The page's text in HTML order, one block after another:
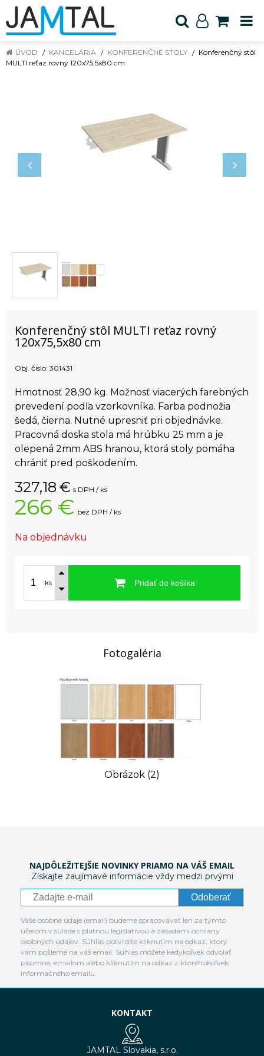
ÚVOD KANCELÁRIA KONFERENČNÉ STOLY
Konferenčný stôl
MULTI reťaz rovný 120x75,5x80 cm
Konferenčný stôl MULTI reťaz rovný
120x75,5x80 cm
Obj. čislo: 301431
Hmotnosť 28,90 kg. Možnosť viacerých farebných
prevedení podľa vzorkovníka. Farba podnožia
šedá, čierna. Nutné upresniť pri objednávke.
Pracovná doska stola má hrúbku 25 mm a je
olepená 2mm ABS hranou, ktorá stoly pomáha
chrániť pred poškodením.
327,18 € s DPH / ks
266 € bez DPH / ks
Na objednávku
ks Pridať do košíka
Fotogaléria
Obrázok (2)
NAJDÔLEŽITEJŠIE NOVINKY PRIAMO NA VÁŠ EMAIL
Získajte zaujímavé informácie vždy medzi prvými
Odoberať
Vaše osobné údaje (email) budeme spracovávať len za týmto
účelom v súlade s platnou legislatívou a zásadami ochrany
osobných údajov. Súhlas potvrdíte kliknutím na odkaz, ktorý
vám pošleme na váš email. Súhlas môžete kedykoľvek odvolať
písomne, emailom alebo kliknutím na odkaz z ktoréhokoľvek
informačného emailu.
KONTAKT
JAMTAL Slovakia, s.r.o.